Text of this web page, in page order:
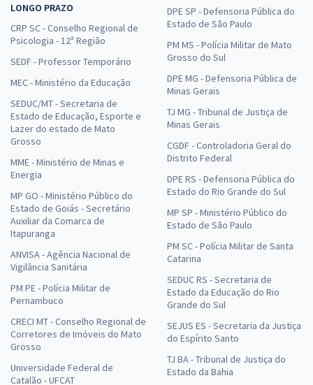
LONGO PRAZO
CRP SC - Conselho Regional de
Psicologia - 12ª Região
SEDF - Professor Temporário
MEC - Ministério da Educação
SEDUC/MT - Secretaria de
Estado de Educação, Esporte e
Lazer do estado de Mato
Grosso
MME - Ministério de Minas e
Energia
MP GO - Ministério Público do
Estado de Goiás - Secretário
Auxiliar da Comarca de
Itapuranga
ANVISA - Agência Nacional de
Vigilância Sanitária
PM PE - Polícia Militar de
Pernambuco
CRECI MT - Conselho Regional de
Corretores de Imóveis do Mato
Grosso
Universidade Federal de
Catalão - UFCAT
DPE SP - Defensoria Pública do
Estado de São Paulo
PM MS - Polícia Militar de Mato
Grosso do Sul
DPE MG - Defensoria Pública de
Minas Gerais
TJ MG - Tribunal de Justiça de
Minas Gerais
CGDF - Controladoria Geral do
Distrito Federal
DPE RS - Defensoria Pública do
Estado do Rio Grande do Sul
MP SP - Ministério Público do
Estado de São Paulo
PM SC - Polícia Militar de Santa
Catarina
SEDUC RS - Secretaria de
Estado da Educação do Rio
Grande do Sul
SEJUS ES - Secretaria da Justiça
do Espírito Santo
TJ BA - Tribunal de Justiça do
Estado da Bahia